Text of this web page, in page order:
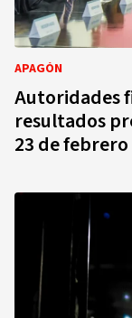
APAGÓN
Autoridades
resultados
23 de febrero